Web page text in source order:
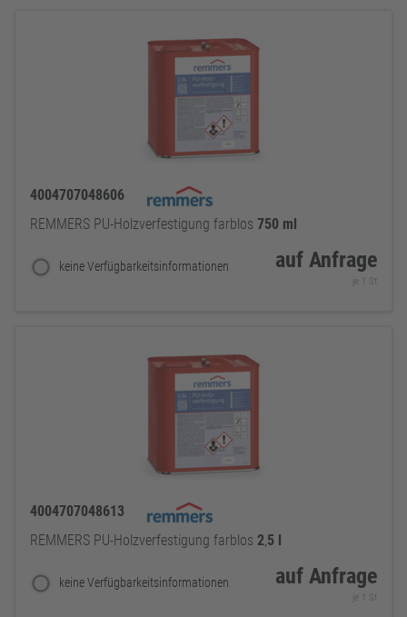
4004707048606
REMMERS PU-Holzverfestigung farblos 750 ml
keine Verfügbarkeitsinformationen auf Anfrage
je 1 St
4004707048613
REMMERS PU-Holzverfestigung farblos 2,5 l
keine Verfügbarkeitsinformationen auf Anfrage
je 1 St